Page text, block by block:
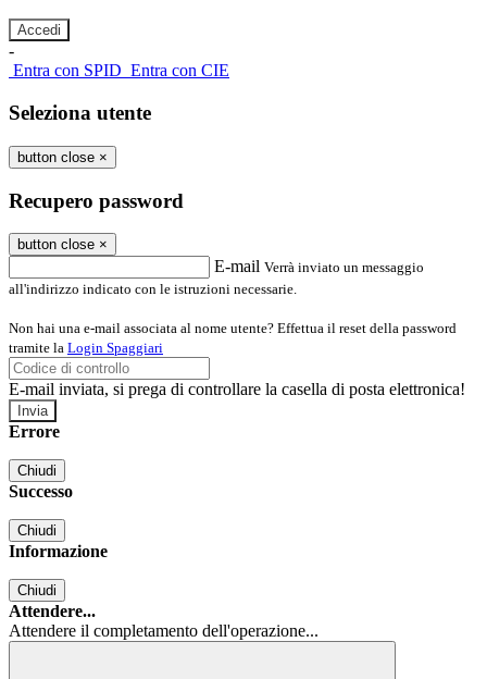
-
Entra con SPID Entra con CIE
Seleziona utente
button close ×
Recupero password
button close ×
E-mail Verrà inviato un messaggio
all'indirizzo indicato con le istruzioni necessarie.
Non hai una e-mail associata al nome utente? Effettua il reset della password
tramite la Login Spaggiari
E-mail inviata, si prega di controllare la casella di posta elettronica!
Errore
Chiudi
Successo
Chiudi
Informazione
Chiudi
Attendere...
Attendere il completamento dell'operazione...